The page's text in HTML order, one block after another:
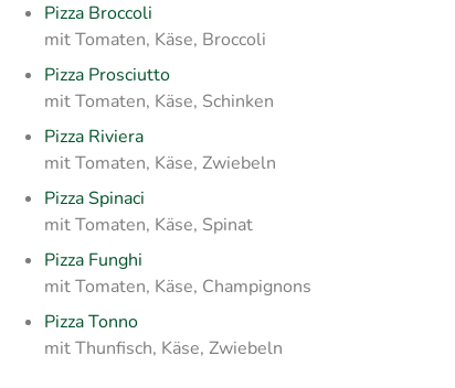
Pizza Broccoli
mit Tomaten, Käse, Broccoli
Pizza Prosciutto
mit Tomaten, Käse, Schinken
Pizza Riviera
mit Tomaten, Käse, Zwiebeln
Pizza Spinaci
mit Tomaten, Käse, Spinat
Pizza Funghi
mit Tomaten, Käse, Champignons
Pizza Tonno
mit Thunfisch, Käse, Zwiebeln